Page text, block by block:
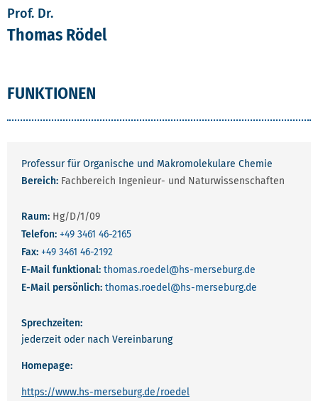
Prof. Dr.
Thomas Rödel
FUNKTIONEN
Professur für Organische und Makromolekulare Chemie
Bereich: Fachbereich Ingenieur- und Naturwissenschaften
Raum: Hg/D/1/09
Telefon: +49 3461 46-2165
Fax: +49 3461 46-2192
E-Mail funktional: thomas.roedel@hs-merseburg.de
E-Mail persönlich: thomas.roedel@hs-merseburg.de
Sprechzeiten:
jederzeit oder nach Vereinbarung
Homepage:
https://www.hs-merseburg.de/roedel